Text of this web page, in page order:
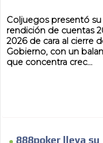
Coljuegos presentó su
rendición de cuentas
2026 de cara al cierre
Gobierno, con un
que concentra crec...
888poker lleva su